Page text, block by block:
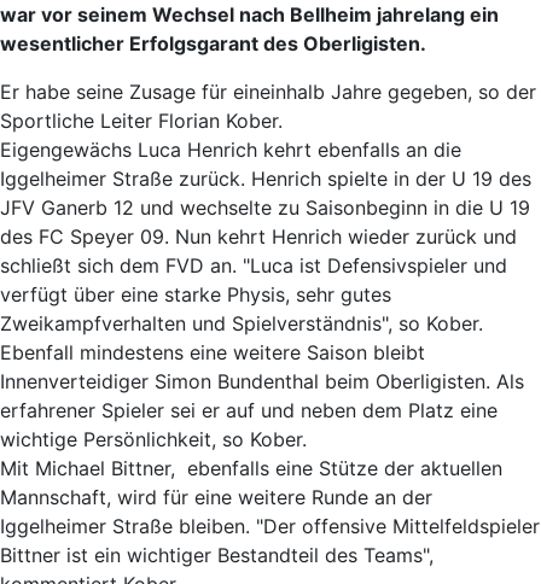
war vor seinem Wechsel nach Bellheim jahrelang ein
wesentlicher Erfolgsgarant des Oberligisten.
Er habe seine Zusage für eineinhalb Jahre gegeben, so der
Sportliche Leiter Florian Kober.
Eigengewächs Luca Henrich kehrt ebenfalls an die
Iggelheimer Straße zurück. Henrich spielte in der U 19 des
JFV Ganerb 12 und wechselte zu Saisonbeginn in die U 19
des FC Speyer 09. Nun kehrt Henrich wieder zurück und
schließt sich dem FVD an. "Luca ist Defensivspieler und
verfügt über eine starke Physis, sehr gutes
Zweikampfverhalten und Spielverständnis", so Kober.
Ebenfall mindestens eine weitere Saison bleibt
Innenverteidiger Simon Bundenthal beim Oberligisten. Als
erfahrener Spieler sei er auf und neben dem Platz eine
wichtige Persönlichkeit, so Kober.
Mit Michael Bittner, ebenfalls eine Stütze der aktuellen
Mannschaft, wird für eine weitere Runde an der
Iggelheimer Straße bleiben. "Der offensive Mittelfeldspieler
Bittner ist ein wichtiger Bestandteil des Teams",